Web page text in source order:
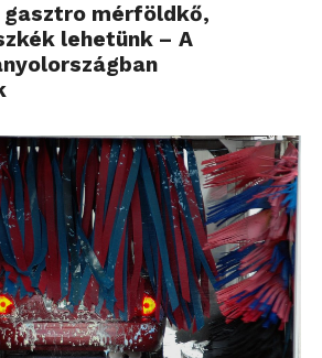
gasztro mérföldkő,
lehetünk – A